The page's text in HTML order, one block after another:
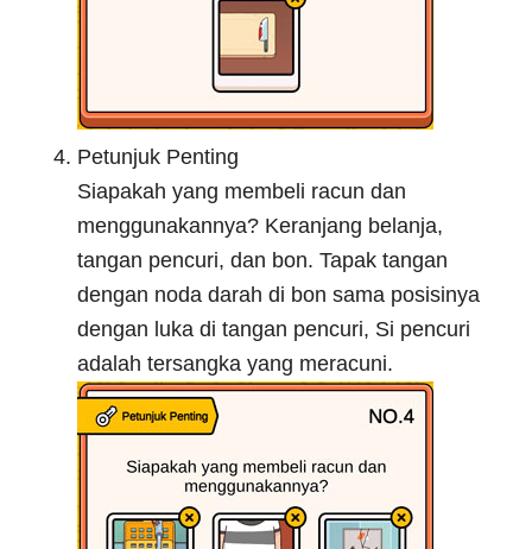
Petunjuk Penting
Siapakah yang membeli racun dan
menggunakannya? Keranjang belanja,
tangan pencuri, dan bon. Tapak tangan
dengan noda darah di bon sama posisinya
dengan luka di tangan pencuri, Si pencuri
adalah tersangka yang meracuni.